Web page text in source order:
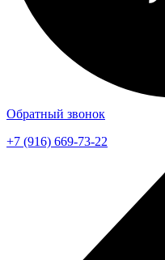
Обратный звонок
+7 (916) 669-73-22